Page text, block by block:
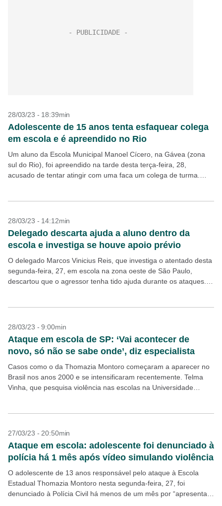
28/03/23 - 18:39min
Adolescente de 15 anos tenta esfaquear colega
em escola e é apreendido no Rio
Um aluno da Escola Municipal Manoel Cícero, na Gávea (zona
sul do Rio), foi apreendido na tarde desta terça-feira, 28,
acusado de tentar atingir com uma faca um colega de turma.
28/03/23 - 14:12min
Delegado descarta ajuda a aluno dentro da
escola e investiga se houve apoio prévio
O delegado Marcos Vinicius Reis, que investiga o atentado desta
segunda-feira, 27, em escola na zona oeste de São Paulo,
descartou que o agressor tenha tido ajuda durante os ataques.
28/03/23 - 9:00min
Ataque em escola de SP: ‘Vai acontecer de
novo, só não se sabe onde’, diz especialista
Casos como o da Thomazia Montoro começaram a aparecer no
Brasil nos anos 2000 e se intensificaram recentemente. Telma
Vinha, que pesquisa violência nas escolas na Universidade
27/03/23 - 20:50min
Ataque em escola: adolescente foi denunciado à
polícia há 1 mês após vídeo simulando violência
O adolescente de 13 anos responsável pelo ataque à Escola
Estadual Thomazia Montoro nesta segunda-feira, 27, foi
denunciado à Polícia Civil há menos de um mês por “apresentar